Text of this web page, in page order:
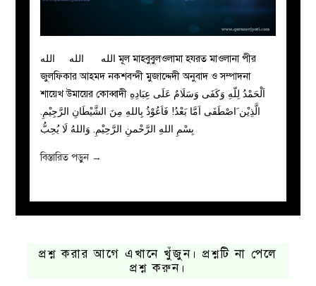
الله الله الله মূল মাহবুবুলওলামা হযরত মাওলানা পীর
জুলফিকার আহমদ নকশবন্দী মুজাদ্দেদী অনুবাদ ও সম্পাদনা
শায়েখ উমায়ের কোব্বাদী اَلْحَمْدُ لِلّهِ وَكَفَى وَسَلَامٌ عَلَى عِبَادِهِ
الَّذِيْن َاصْطَفَى اَمَّا بَعْدُ! فَاَعُوْذُ بِاللهِ مِنَ الشَّيْطَانِ الرَّجِيْمِ.
بِسْمِ اللهِ الرَّحْمنِ الرَّحِيْمِ. وَاللهُ لَا يُحِبُّ
বিস্তারিত পড়ুন →
প্রশ্ন করার আগে এখানে খুঁজুন। প্রশ্নটি না পেলে
প্রশ্ন করুন।